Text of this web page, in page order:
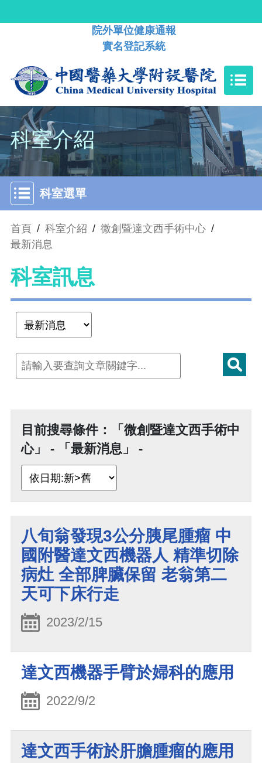
院外單位健康通報
實名登記系統
科室介紹
科室選單
首頁 / 科室介紹 / 微創暨達文西手術中心 /
最新消息
科室訊息
目前搜尋條件：「微創暨達文西手術中
心」 - 「最新消息」 -
八旬翁發現3公分胰尾腫瘤 中
國附醫達文西機器人 精準切除
病灶 全部脾臟保留 老翁第二
天可下床行走
2023/2/15
達文西機器手臂於婦科的應用
2022/9/2
達文西手術於肝膽腫瘤的應用